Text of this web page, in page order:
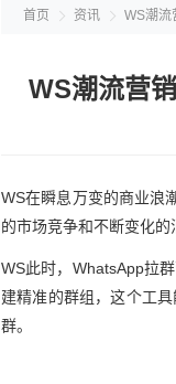
首页 资讯 WS潮流
WS潮流营
WS在瞬息万变的商业浪
的市场竞争和不断变化
WS此时，WhatsApp拉
建精准的群组，这个工
群。